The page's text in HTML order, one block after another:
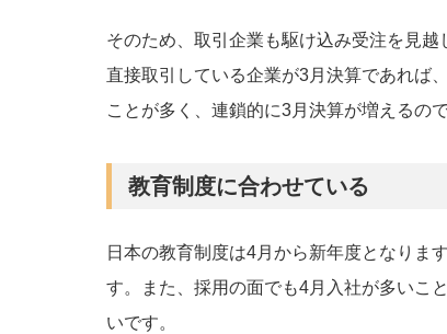
そのため、取引企業も駆け込み受注を見
直接取引している企業が3月決算であれば
ことが多く、連鎖的に3月決算が増えるので
教育制度に合わせている
日本の教育制度は4月から新年度となりま
す。また、採用の面でも4月入社が多いこ
いです。